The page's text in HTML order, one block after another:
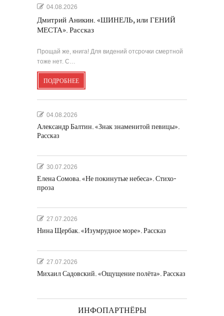
04.08.2026
Дмитрий Аникин. «ШИНЕЛЬ, или ГЕНИЙ
МЕСТА». Рассказ
Прощай же, книга! Для видений отсрочки смертной
тоже нет. С…
ПОДРОБНЕЕ
04.08.2026
Александр Балтин. «Знак знаменитой певицы».
Рассказ
30.07.2026
Елена Сомова. «Не покинутые небеса». Стихо-
проза
27.07.2026
Нина Щербак. «Изумрудное море». Рассказ
27.07.2026
Михаил Садовский. «Ощущение полёта». Рассказ
ИНФОПАРТНЁРЫ